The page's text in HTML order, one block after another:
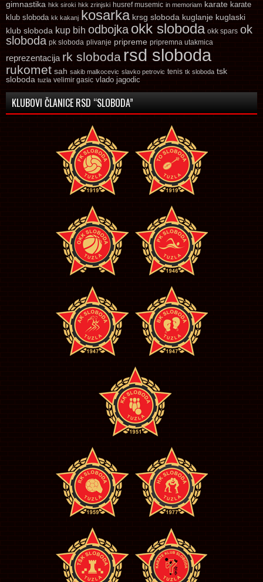
gimnastika hkk siroki hkk zrinjski husref musemic in memoriam karate karate
klub sloboda kk kakanj kosarka krsg sloboda kuglanje kuglaski
klub sloboda kup bih odbojka okk sloboda okk spars ok
sloboda pk sloboda plivanje pripreme pripremna utakmica
reprezentacija rk sloboda rsd sloboda
rukomet sah sakib malkocevic slavko petrovic tenis tk sloboda tsk
sloboda tuzla velimir gasic vlado jagodic
KLUBOVI ČLANICE RSD “SLOBODA”